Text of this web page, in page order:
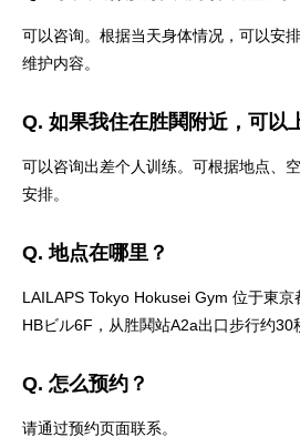
可以咨询。根据当天身体情况，可以安
维护内容。
Q. 如果我住在胜鬨附近，可以
可以咨询出差个人训练。可根据地点、
安排。
Q. 地点在哪里？
LAILAPS Tokyo Hokusei Gym 位于東
HBビル6F，从胜鬨站A2a出口步行约30
Q. 怎么预约？
请通过预约页面联系。